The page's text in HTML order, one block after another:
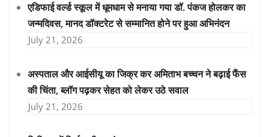
एडिफाई वर्ल्ड स्कूल में धूमधाम से मनाया गया डॉ. पंकज होलकर का
जन्मदिवस, मानद डॉक्टरेट से सम्मानित होने पर हुआ अभिनंदन
July 21, 2026
अस्पताल और आईसीयू का जिक्र कर अमिताभ बच्चन ने बढ़ाई फैंस
की चिंता, ब्लॉग पढ़कर सेहत को लेकर उठे सवाल
July 21, 2026